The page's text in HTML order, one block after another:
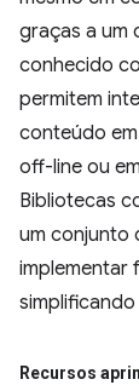
graças a um
conhecido
permitem
conteúdo
off-line ou
Bibliotecas
um conjunto
implementar
Recursos